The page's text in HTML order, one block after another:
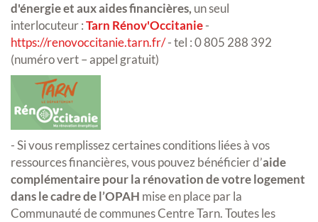
d'énergie et aux aides financières, un seul
interlocuteur :Tarn Rénov'Occitanie-
https://renovoccitanie.tarn.fr/- tel : 0 805 288 392
(numéro vert – appel gratuit)
- Si vous remplissez certaines conditions liées à vos
ressources financières, vous pouvez bénéficier d’aide
complémentaire pour la rénovation de votre logement
dans le cadre de l’OPAH mise en place par la
Communauté de communes Centre Tarn. Toutes les